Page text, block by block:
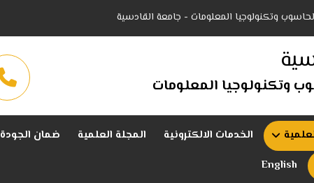
وتكنولوجيا المعلومات - جامعة القادسية
وتكنولوجيا المعلومات
الخدمات الالكترونية المجلة العلمية ضمان الجودة
English